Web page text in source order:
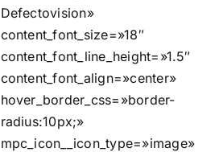
Defectovision»
content_font_size=»18″
content_font_line_height=»1.5″
content_font_align=»center»
hover_border_css=»border-
radius:10px;»
mpc_icon__icon_type=»image»